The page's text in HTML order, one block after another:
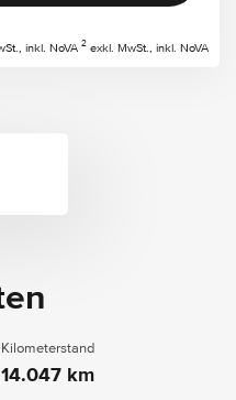
inkl. NoVA 2 exkl. MwSt., inkl. NoVA
Kilometerstand
14.047 km